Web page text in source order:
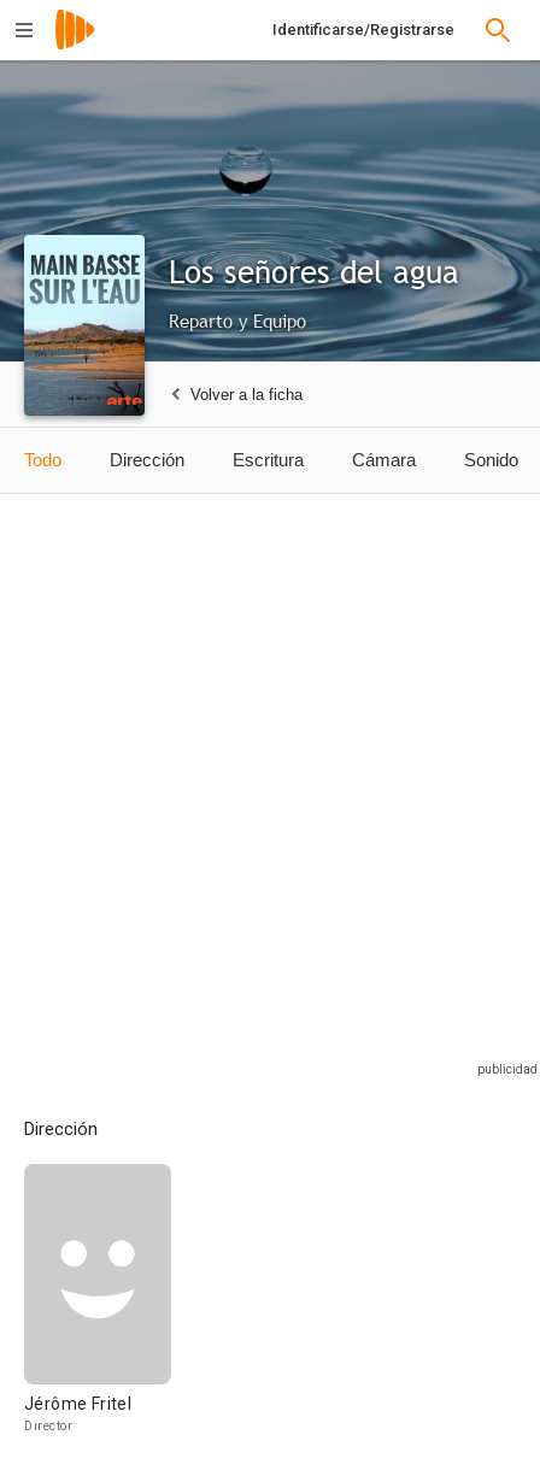
Identificarse/Registrarse
Los señores del agua
Reparto y Equipo
Volver a la ficha
Todo Dirección Escritura Cámara Sonido
Dirección
Jérôme Fritel
Director